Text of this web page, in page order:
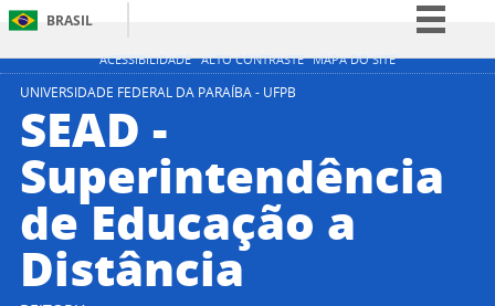
ACESSIBILIDADE ALTO CONTRASTE MAPA DO SITE
BRASIL
Simplifique!
Acesso à informação
Legislação
Canais
UNIVERSIDADE FEDERAL DA PARAÍBA - UFPB
SEAD -
Superintendência
de Educação a
Distância